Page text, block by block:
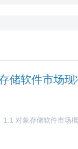
储软件市场
对象存储软件市场